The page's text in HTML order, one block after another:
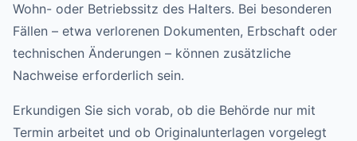
Wohn- oder Betriebssitz des Halters. Bei besonderen
Fällen – etwa verlorenen Dokumenten, Erbschaft oder
technischen Änderungen – können zusätzliche
Nachweise erforderlich sein.
Erkundigen Sie sich vorab, ob die Behörde nur mit
Termin arbeitet und ob Originalunterlagen vorgelegt